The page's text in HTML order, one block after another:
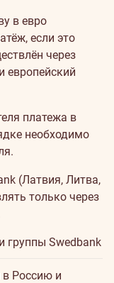
в евро
если это
через
европейский
платежа в
необходимо
(Латвия, Литва,
только через
группы Swedbank
в Россию и